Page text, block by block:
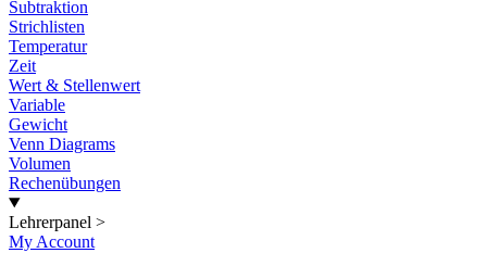
Subtraktion
Strichlisten
Temperatur
Zeit
Wert & Stellenwert
Variable
Gewicht
Venn Diagrams
Volumen
Rechenübungen
Lehrerpanel >
My Account